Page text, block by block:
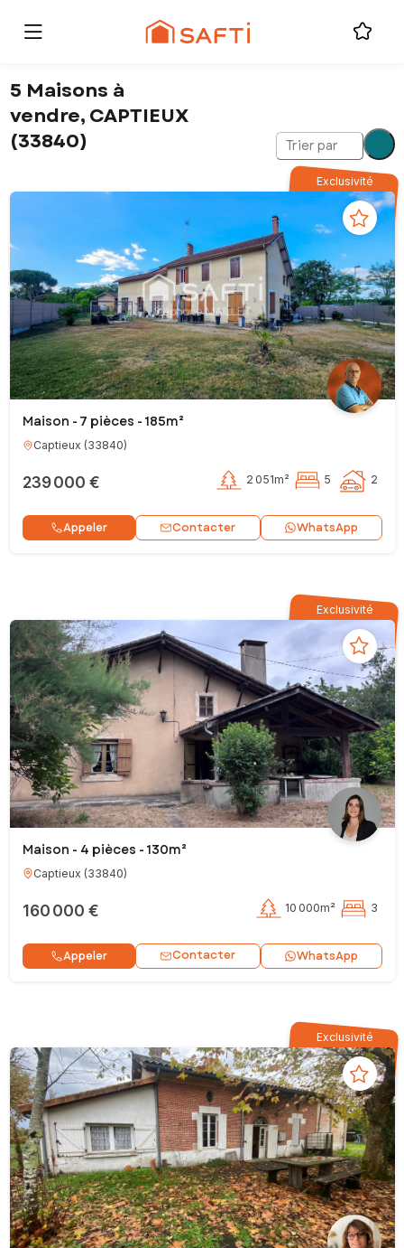
5 Maisons à
vendre, CAPTIEUX
(33840)
Trier par
Exclusivité
Maison - 7 pièces - 185m²
Captieux (33840)
239 000 € 2 051m² 5 2
Appeler Contacter WhatsApp
Exclusivité
Maison - 4 pièces - 130m²
Captieux (33840)
160 000 € 10 000m² 3
Appeler Contacter WhatsApp
Exclusivité